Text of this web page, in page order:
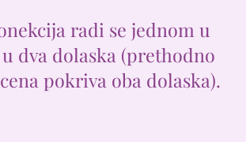
radi se jednom u
dva dolaska (prethodno
pokriva oba dolaska).